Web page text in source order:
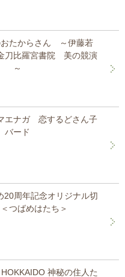
おたからさん ～伊藤若
刀比羅宮書院 美の競演
～
エナガ 恋するどさん子
バード
20周年記念オリジナル切
つばめはたち＞
神秘の住人た